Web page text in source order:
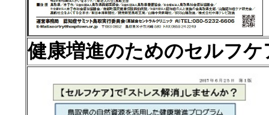
健康増進のためのセルフ